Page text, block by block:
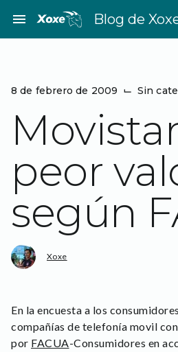
contenido
menu Blog de
8 de febrero de 2009 ⌙ Sin
peor
según
Xoxe
En la encuesta a los
compañías de telefonía movil
por FACUA-Consumidores en